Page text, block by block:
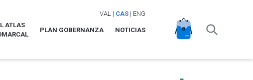
VAL | CAS| ENG
ATLAS
PLAN GOBERNANZA NOTICIAS